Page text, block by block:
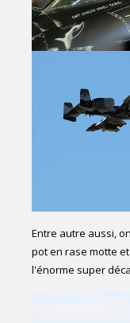
Entre autre aussi,
pot en rase motte
l'énorme super